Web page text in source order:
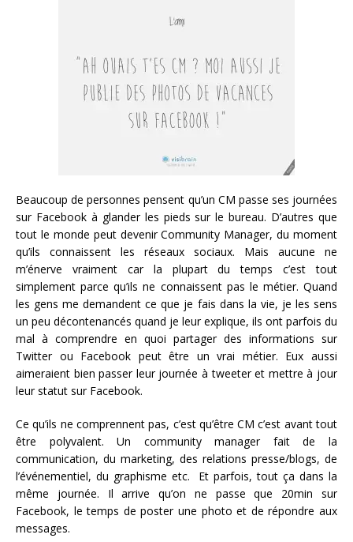
Beaucoup de personnes pensent qu’un CM passe ses journées
sur Facebook à glander les pieds sur le bureau. D’autres que
tout le monde peut devenir Community Manager, du moment
qu’ils connaissent les réseaux sociaux. Mais aucune ne
m’énerve vraiment car la plupart du temps c’est tout
simplement parce qu’ils ne connaissent pas le métier. Quand
les gens me demandent ce que je fais dans la vie, je les sens
un peu décontenancés quand je leur explique, ils ont parfois du
mal à comprendre en quoi partager des informations sur
Twitter ou Facebook peut être un vrai métier. Eux aussi
aimeraient bien passer leur journée à tweeter et mettre à jour
leur statut sur Facebook.
Ce qu’ils ne comprennent pas, c’est qu’être CM c’est avant tout
être polyvalent. Un community manager fait de la
communication, du marketing, des relations presse/blogs, de
l’événementiel, du graphisme etc. Et parfois, tout ça dans la
même journée. Il arrive qu’on ne passe que 20min sur
Facebook, le temps de poster une photo et de répondre aux
messages.